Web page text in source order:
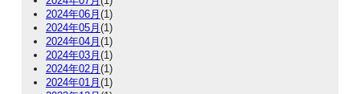
2024年06月 (1)
2024年05月 (1)
2024年04月 (1)
2024年03月 (1)
2024年02月 (1)
2024年01月 (1)